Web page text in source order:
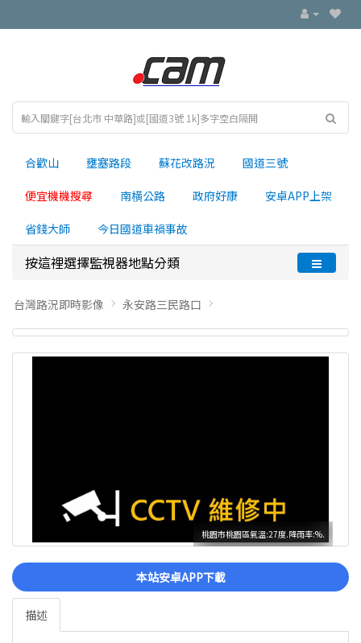
合歡山 壅塞路段 蘇花改路況 國道三號
便宜機機搜尋 南横公路 政府好康 安卓APP上架
省錢大師 今日國道車禍事故
按這裡選擇監視器地點分類
台灣路況即時影像 永安路三民路口
桃園市桃園區氣溫:27度.降雨率:%.
本站安卓APP下載
描述